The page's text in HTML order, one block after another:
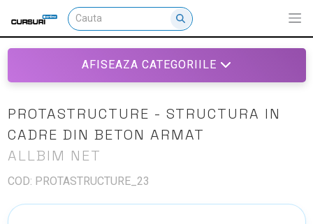
AFISEAZA CATEGORIILE
PROTASTRUCTURE - STRUCTURA IN
CADRE DIN BETON ARMAT
ALLBIM NET
COD: PROTASTRUCTURE_23